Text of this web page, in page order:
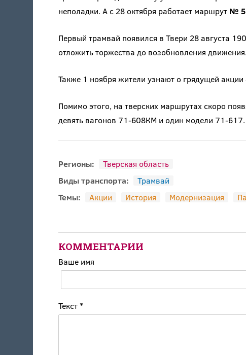
неполадки. А с 28 октября работает маршрут № 5
Первый трамвай появился в Твери 28 августа
отложить торжества до возобновления движения.
Также 1 ноября жители узнают о грядущей
Помимо этого, на тверских маршрутах скоро
девять вагонов 71-608КМ и один модели 71-617.
Регионы:
Тверская область
Виды транспорта:
Трамвай
Темы:
Акции История Модернизация
КОММЕНТАРИИ
Ваше имя
Текст *